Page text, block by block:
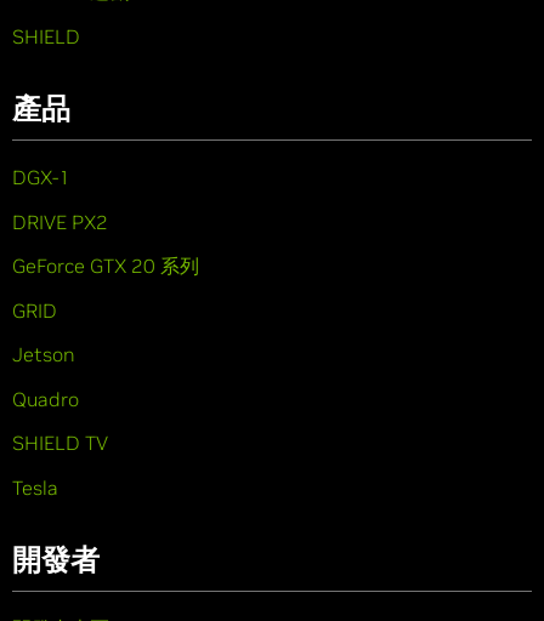
SHIELD
產品
DGX-1
DRIVE PX2
GeForce GTX 20 系列
GRID
Jetson
Quadro
SHIELD TV
Tesla
開發者